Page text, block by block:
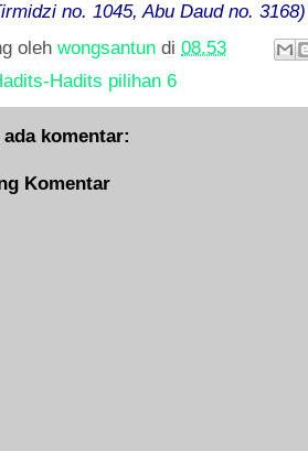
no. 1045, Abu Daud no. 3168)
oleh wongsantun di 08.53
Hadits pilihan 6
komentar:
Komentar